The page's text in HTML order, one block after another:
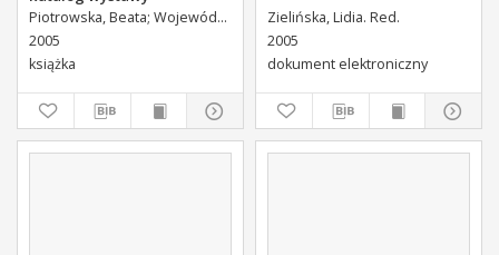
Piotrowska, Beata Wojewódzka Biblioteka Publiczna (Kielce). Dział Informacji i Bibliografii Regionalnej
2005
książka
Zielińska, Lidia. Red.
2005
dokument elektroniczny